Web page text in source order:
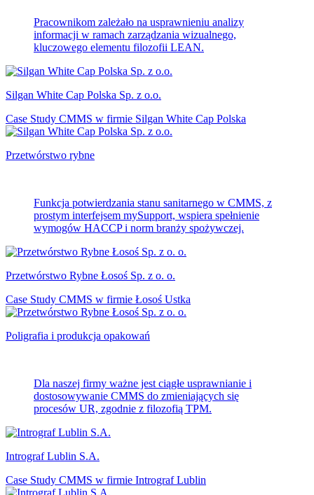
Pracownikom zależało na usprawnieniu analizy
informacji w ramach zarządzania wizualnego,
kluczowego elementu filozofii LEAN.
Silgan White Cap Polska Sp. z o.o.
Case Study CMMS w firmie Silgan White Cap Polska
Przetwórstwo rybne
Funkcja potwierdzania stanu sanitarnego w CMMS, z
prostym interfejsem mySupport, wspiera spełnienie
wymogów HACCP i norm branży spożywczej.
Przetwórstwo Rybne Łosoś Sp. z o. o.
Case Study CMMS w firmie Łosoś Ustka
Poligrafia i produkcja opakowań
Dla naszej firmy ważne jest ciągłe usprawnianie i
dostosowywanie CMMS do zmieniających się
procesów UR, zgodnie z filozofią TPM.
Intrograf Lublin S.A.
Case Study CMMS w firmie Intrograf Lublin